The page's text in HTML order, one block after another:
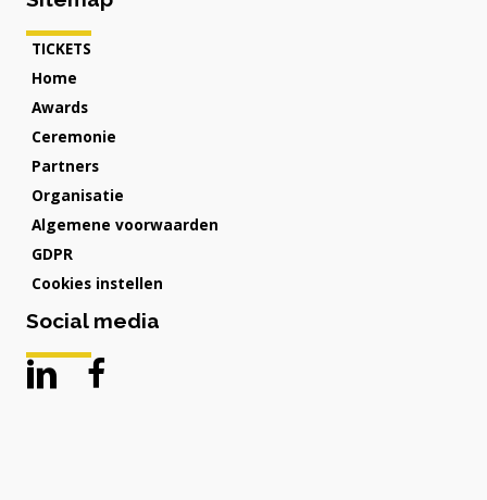
TICKETS
Home
Awards
Ceremonie
Partners
Organisatie
Algemene voorwaarden
GDPR
Cookies instellen
Social media